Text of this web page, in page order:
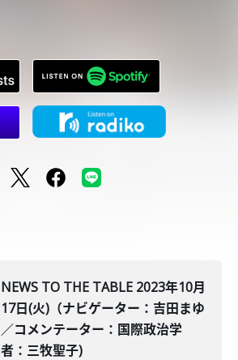
NEWS TO THE TABLE 2023年10月
17日(火)（ナビゲーター：吉田まゆ
／コメンテーター：国際政治学
者：三牧聖子)